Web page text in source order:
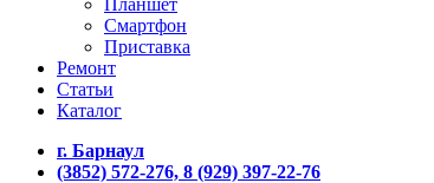
Планшет
Смартфон
Приставка
Ремонт
Статьи
Каталог
г. Барнаул
(3852) 572-276, 8 (929) 397-22-76